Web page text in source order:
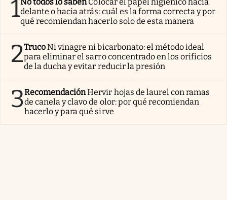
1delante o hacia atrás: cuál es la forma correcta y por
qué recomiendan hacerlo solo de esta manera
2TrucoNi vinagre ni bicarbonato: el método ideal
para eliminar el sarro concentrado en los orificios
de la ducha y evitar reducir la presión
3RecomendaciónHervir hojas de laurel con ramas
de canela y clavo de olor: por qué recomiendan
hacerlo y para qué sirve